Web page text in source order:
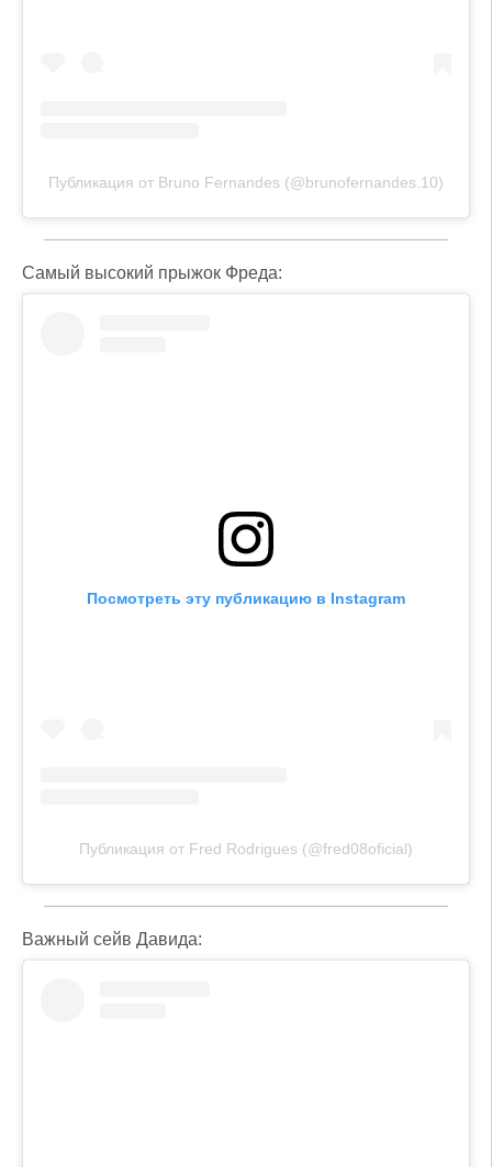
Публикация от Bruno Fernandes (@brunofernandes.10)
Самый высокий прыжок Фреда:
Посмотреть эту публикацию в Instagram
Публикация от Fred Rodrigues (@fred08oficial)
Важный сейв Давида: